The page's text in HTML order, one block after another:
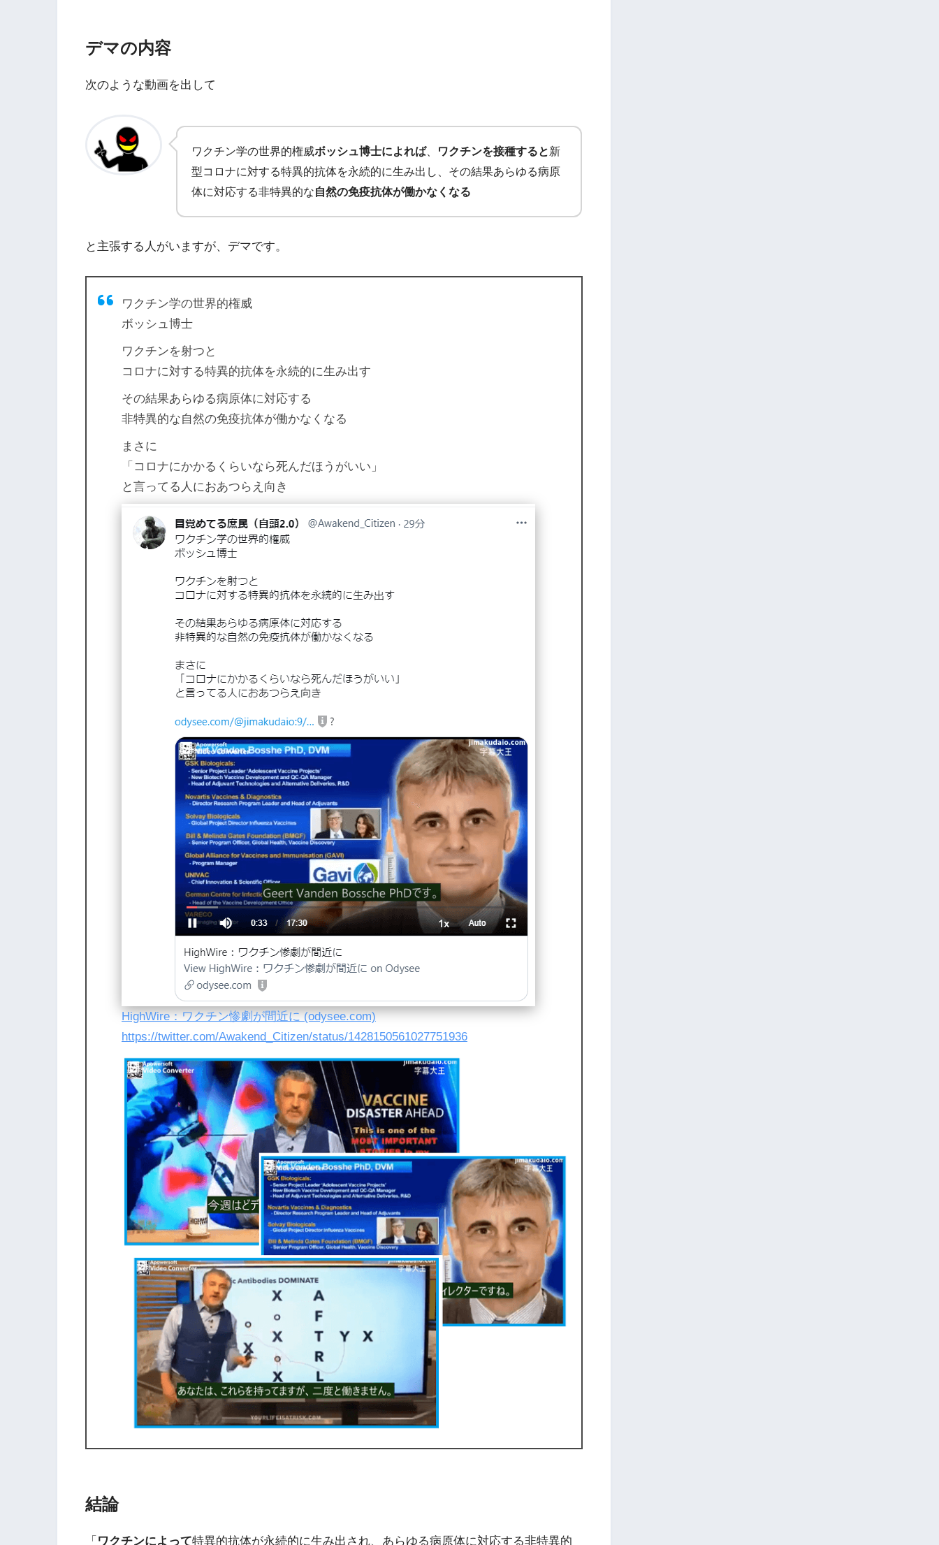
デマの内容
次のような動画を出して
ワクチン学の世界的権威ボッシュ博士によれば、 ワクチンを接種すると新
型コロナに対する特異的抗体を永続的に生み出し、その結果あらゆる病原
体に対応する非特異的な自然の免疫抗体が働かなくなる
と主張する人がいますが、デマです。
ワクチン学の世界的権威
ボッシュ博士
ワクチンを射つと
コロナに対する特異的抗体を永続的に生み出す
その結果あらゆる病原体に対応する
非特異的な自然の免疫抗体が働かなくなる
まさに
「コロナにかかるくらいなら死んだほうがいい」
と言ってる人におあつらえ向き
HighWire：ワクチン惨劇が間近に (odysee.com)
https://twitter.com/Awakend_Citizen/status/1428150561027751936
結論
「 ワクチンによって特異的抗体が永続的に生み出され、あらゆる病原体に対応する非特異的